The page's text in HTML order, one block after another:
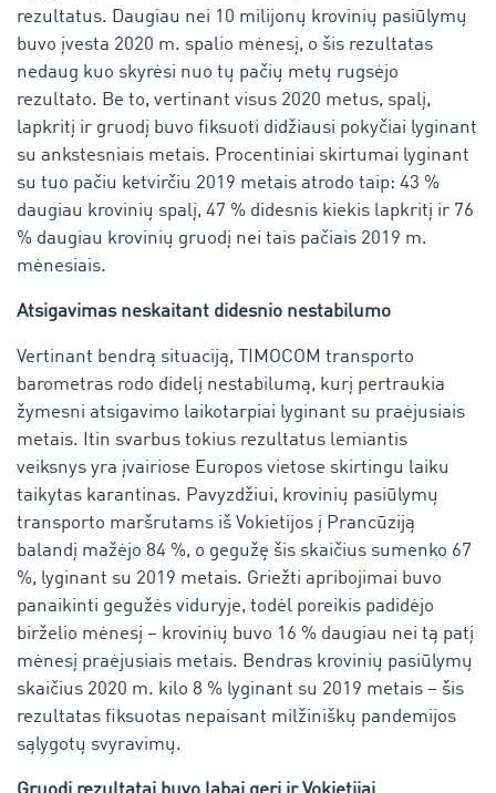
rezultatus. Daugiau nei 10 milijonų krovinių pasiūlymų
buvo įvesta 2020 m. spalio mėnesį, o šis rezultatas
nedaug kuo skyrėsi nuo tų pačių metų rugsėjo
rezultato. Be to, vertinant visus 2020 metus, spalį,
lapkritį ir gruodį buvo fiksuoti didžiausi pokyčiai lyginant
su ankstesniais metais. Procentiniai skirtumai lyginant
su tuo pačiu ketvirčiu 2019 metais atrodo taip: 43 %
daugiau krovinių spalį, 47 % didesnis kiekis lapkritį ir 76
% daugiau krovinių gruodį nei tais pačiais 2019 m.
mėnesiais.
Atsigavimas neskaitant didesnio nestabilumo
Vertinant bendrą situaciją, TIMOCOM transporto
barometras rodo didelį nestabilumą, kurį pertraukia
žymesni atsigavimo laikotarpiai lyginant su praėjusiais
metais. Itin svarbus tokius rezultatus lemiantis
veiksnys yra įvairiose Europos vietose skirtingu laiku
taikytas karantinas. Pavyzdžiui, krovinių pasiūlymų
transporto maršrutams iš Vokietijos į Prancūziją
balandį mažėjo 84 %, o gegužę šis skaičius sumenko 67
%, lyginant su 2019 metais. Griežti apribojimai buvo
panaikinti gegužės viduryje, todėl poreikis padidėjo
birželio mėnesį – krovinių buvo 16 % daugiau nei tą patį
mėnesį praėjusiais metais. Bendras krovinių pasiūlymų
skaičius 2020 m. kilo 8 % lyginant su 2019 metais – šis
rezultatas fiksuotas nepaisant milžiniškų pandemijos
sąlygotų svyravimų.